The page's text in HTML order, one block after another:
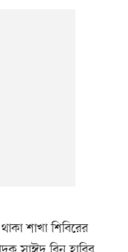
শাখা শিবিরের